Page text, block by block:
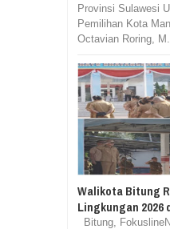
Provinsi Sulawesi
Pemilihan Kota
Octavian Roring,
Walikota Bitung
Lingkungan 2026
Bitung,